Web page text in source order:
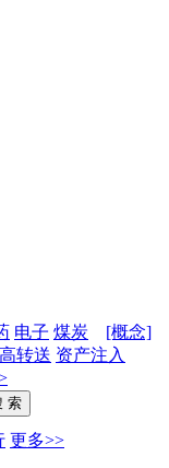
电子 煤炭
[概念]
高转送 资产注入
更多>>